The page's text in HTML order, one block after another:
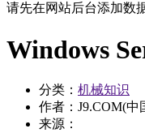
请先在网站后台添加数
Windows
分类： 机械知识
作者：J9.COM(
来源：